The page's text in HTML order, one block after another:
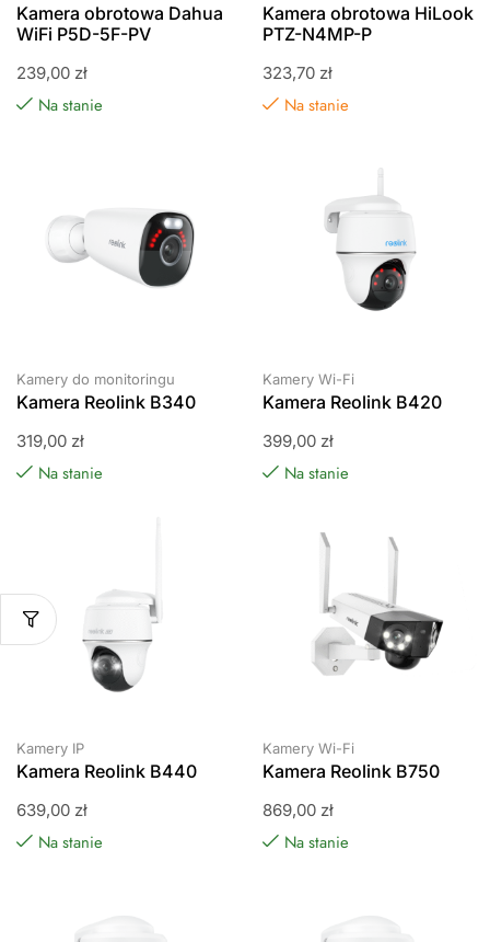
Kamera obrotowa Dahua
WiFi P5D-5F-PV
239,00 zł
Na stanie
Kamera obrotowa HiLook
PTZ-N4MP-P
323,70 zł
Na stanie
Kamery do monitoringu
Kamera Reolink B340
319,00 zł
Na stanie
Kamery Wi-Fi
Kamera Reolink B420
399,00 zł
Na stanie
Kamery IP
Kamera Reolink B440
639,00 zł
Na stanie
Kamery Wi-Fi
Kamera Reolink B750
869,00 zł
Na stanie